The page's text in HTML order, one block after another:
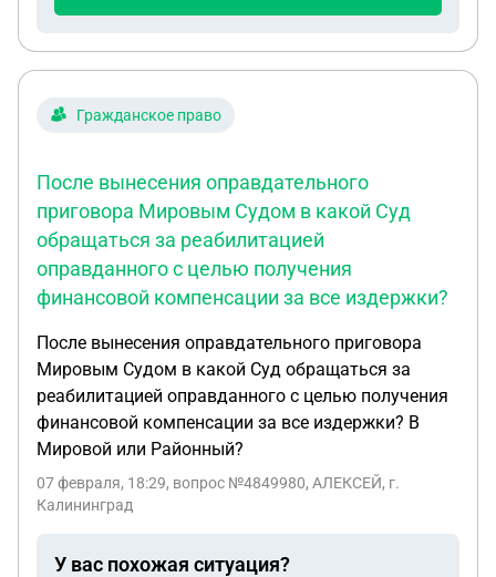
Гражданское право
После вынесения оправдательного
приговора Мировым Судом в какой Суд
обращаться за реабилитацией
оправданного с целью получения
финансовой компенсации за все издержки?
После вынесения оправдательного приговора
Мировым Судом в какой Суд обращаться за
реабилитацией оправданного с целью получения
финансовой компенсации за все издержки? В
Мировой или Районный?
07 февраля, 18:29, вопрос №4849980, АЛЕКСЕЙ, г.
Калининград
У вас похожая ситуация?